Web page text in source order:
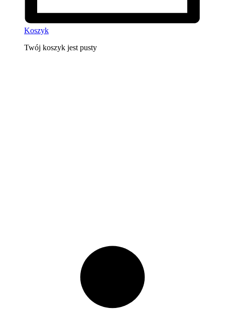
Koszyk
Twój koszyk jest pusty